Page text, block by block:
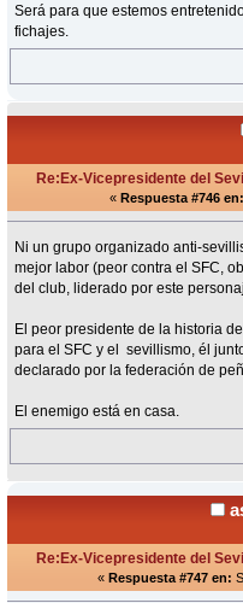
Será para que estemos
fichajes.
Re:Ex-Vicepresidente del
« Respuesta #746 en:
Ni un grupo organizado anti-
mejor labor (peor contra el SFC,
del club, liderado por este
El peor presidente de la historia
para el SFC y el sevillismo, él
declarado por la federación de
El enemigo está en casa.
Re:Ex-Vicepresidente del
« Respuesta #747 en: